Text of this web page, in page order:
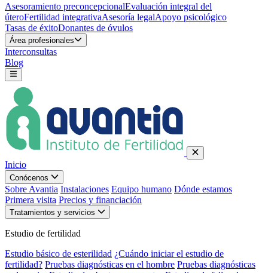
Asesoramiento preconcepcionalEvaluación integral del
úteroFertilidad integrativaAsesoría legalApoyo psicológico
Tasas de éxitoDonantes de óvulos
Área profesionales
Interconsultas
Blog
Inicio
Conócenos
Sobre Avantia Instalaciones Equipo humano Dónde estamos
Primera visita Precios y financiación
Tratamientos y servicios
Estudio de fertilidad
Estudio básico de esterilidad ¿Cuándo iniciar el estudio de
fertilidad? Pruebas diagnósticas en el hombre Pruebas diagnósticas